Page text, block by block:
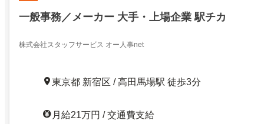
一般事務／メーカー 大手・上場企業 駅チカ
株式会社スタッフサービス オー人事net
東京都 新宿区 / 高田馬場駅 徒歩3分
月給21万円 / 交通費支給